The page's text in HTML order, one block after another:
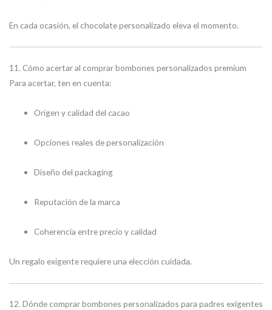
En cada ocasión, el chocolate personalizado eleva el momento.
11. Cómo acertar al comprar bombones personalizados premium
Para acertar, ten en cuenta:
Origen y calidad del cacao
Opciones reales de personalización
Diseño del packaging
Reputación de la marca
Coherencia entre precio y calidad
Un regalo exigente requiere una elección cuidada.
12. Dónde comprar bombones personalizados para padres exigentes